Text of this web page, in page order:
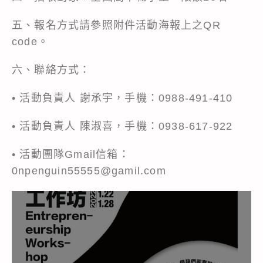
五、報名方式請參照附件活動海報上之QR
code。
六、聯絡方式：
• 活動負責人 謝承宇，手機：0988-491-410
• 活動負責人 陳淑喜，手機：0938-617-922
• 活動團隊Gmail信箱：
0npenguin55555@gamil.com